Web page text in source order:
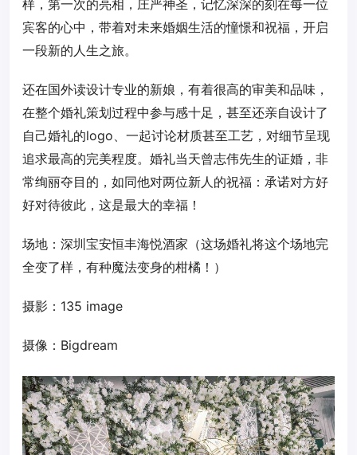
样，第一次的亮相，庄严神圣，记忆深深的刻在每一位
宾客的心中，带着对未来婚姻生活的憧憬和祝福，开启
一段新的人生之旅。
还在国外读设计专业的新娘，有着很高的审美和品味，
在整个婚礼策划过程中参与感十足，甚至还亲自设计了
自己婚礼的logo、一起讨论材质甚至工艺，对细节呈现
追求最高的完美程度。婚礼当天曾志伟先生的证婚，非
常绚丽夺目的，如同他对两位新人的祝福：承诺对方好
好对待彼此，这是最大的幸福！
场地：深圳宝安恒丰海悦酒家（这场婚礼将这个场地完
全变了样，有种魔法变身的柑橘！）
摄影：135 image
摄像：Bigdream